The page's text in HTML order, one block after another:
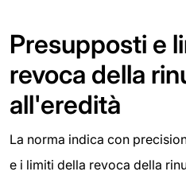
Presupposti e
revoca della
all'eredità
La norma indica con
e i limiti della revoca della